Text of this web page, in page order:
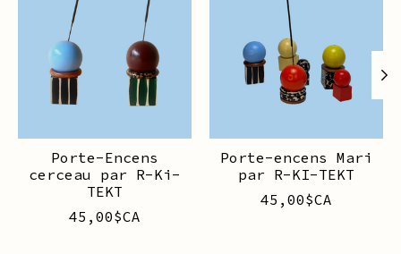
Porte-Encens
cerceau par R-Ki-
TEKT
45,00$CA
Porte-encens Mari
par R-KI-TEKT
45,00$CA